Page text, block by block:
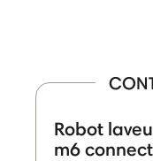
Robot
m6